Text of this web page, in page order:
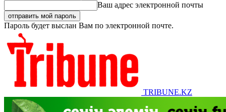
Ваш адрес электронной почты
Пароль будет выслан Вам по электронной почте.
TRIBUNE.KZ